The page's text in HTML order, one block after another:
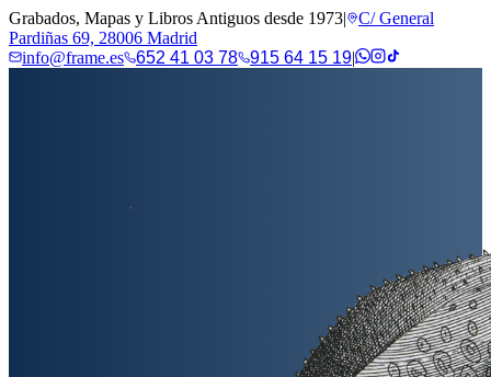
Grabados, Mapas y Libros Antiguos desde 1973|
C/ General
Pardiñas 69, 28006 Madrid
info@frame.es
652 41 03 78 915 64 15 19|